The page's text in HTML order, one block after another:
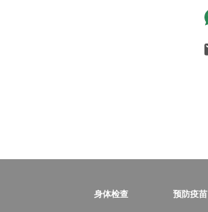
身体检查 预防疫苗